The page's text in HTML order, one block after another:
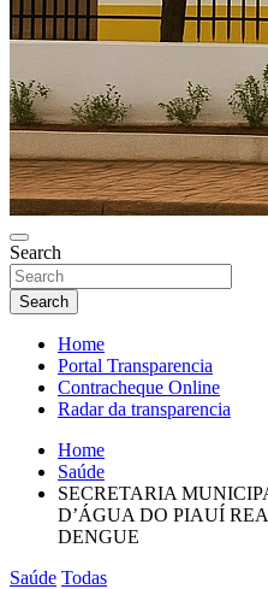
Search
Search
Home
Portal Transparencia
Contracheque Online
Radar da transparencia
Home
Saúde
SECRETARIA
D’ÁGUA DO PIAUÍ
DENGUE
Saúde Todas